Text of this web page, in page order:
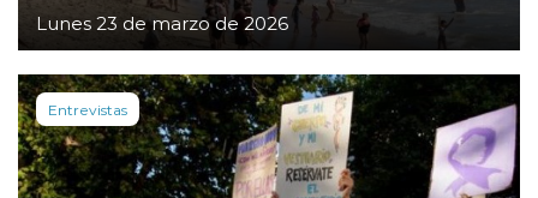
Lunes 23 de marzo de 2026
Entrevistas